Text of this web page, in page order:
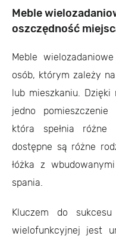
Meble
oszczędność
Meble
osób, którym zależy
lub mieszkaniu. Dzięki
jedno
która spełnia różne
dostępne są różne
łóżka z
spania.
Kluczem do
wielofunkcyjnej jest